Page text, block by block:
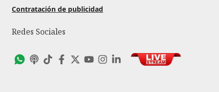
Contratación de publicidad
Redes Sociales